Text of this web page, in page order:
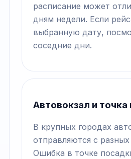
расписание может
дням недели. Если
выбранную дату,
соседние дни.
Автовокзал и точка
В крупных городах
отправляются с
Ошибка в точке